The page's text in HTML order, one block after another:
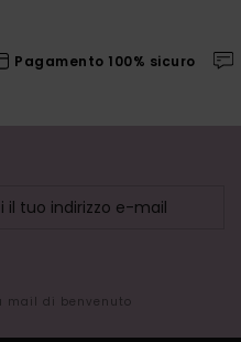
Pagamento 100% sicuro
mail di benvenuto